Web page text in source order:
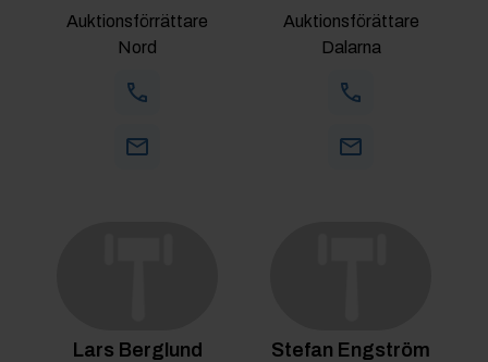
Auktionsförrättare
Nord
Auktionsförättare
Dalarna
Lars Berglund Stefan Engström